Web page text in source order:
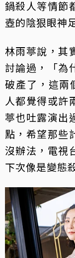
鍋殺人等情節
壺的陰狠眼神
林雨葶說，其
討論過，「為
破產了，這兩
人都覺得或許
葶也吐露演出
點，希望那些
沒辦法，電視
下次像是變態